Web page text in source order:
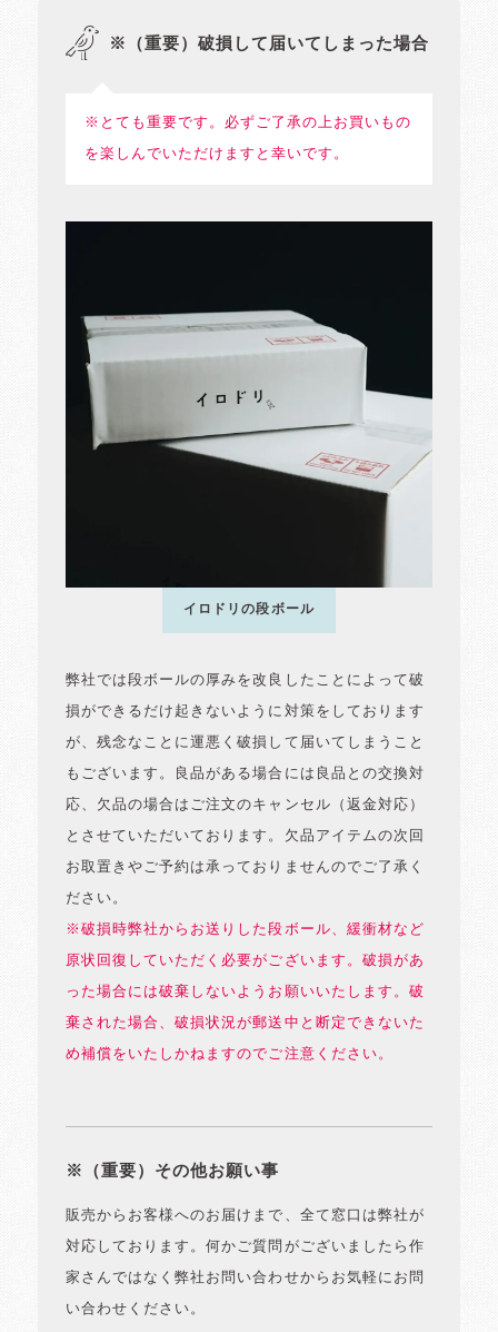
※（重要）破損して届いてしまった場合
※とても重要です。必ずご了承の上お買いもの
を楽しんでいただけますと幸いです。
イロドリの段ボール
弊社では段ボールの厚みを改良したことによって破
損ができるだけ起きないように対策をしております
が、残念なことに運悪く破損して届いてしまうこと
もございます。良品がある場合には良品との交換対
応、欠品の場合はご注文のキャンセル（返金対応）
とさせていただいております。欠品アイテムの次回
お取置きやご予約は承っておりませんのでご了承く
ださい。
※破損時弊社からお送りした段ボール、緩衝材など
原状回復していただく必要がございます。破損があ
った場合には破棄しないようお願いいたします。破
棄された場合、破損状況が郵送中と断定できないた
め補償をいたしかねますのでご注意ください。
※（重要）その他お願い事
販売からお客様へのお届けまで、全て窓口は弊社が
対応しております。何かご質問がございましたら作
家さんではなく弊社お問い合わせからお気軽にお問
い合わせください。